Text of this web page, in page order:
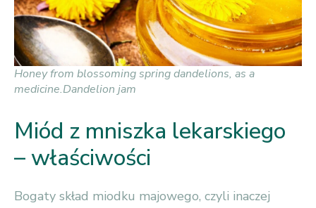
Honey from blossoming spring dandelions, as a
medicine.Dandelion jam
Miód z mniszka lekarskiego
– właściwości
Bogaty skład miodku majowego, czyli inaczej